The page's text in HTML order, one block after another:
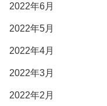
2022年6月
2022年5月
2022年4月
2022年3月
2022年2月